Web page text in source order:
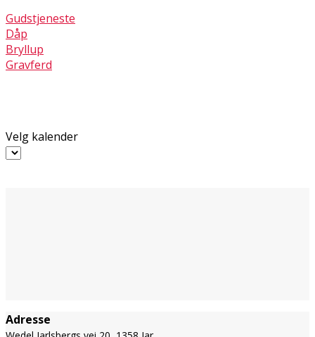
Gudstjeneste
Dåp
Bryllup
Gravferd
Velg kalender
Adresse